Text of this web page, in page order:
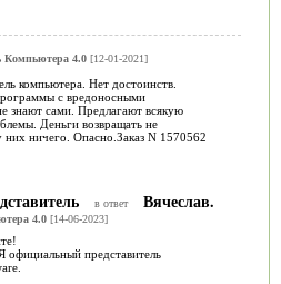
Компьютера 4.0[12-01-2021]
компьютера. Нет достоинств.
с вредоносными
знают сами. Предлагают всякую
Деньги возвращать не
них ничего. Опасно.Заказ N 1570562
в ответ Вячеслав.
4.0[14-06-2023]
официальный представитель